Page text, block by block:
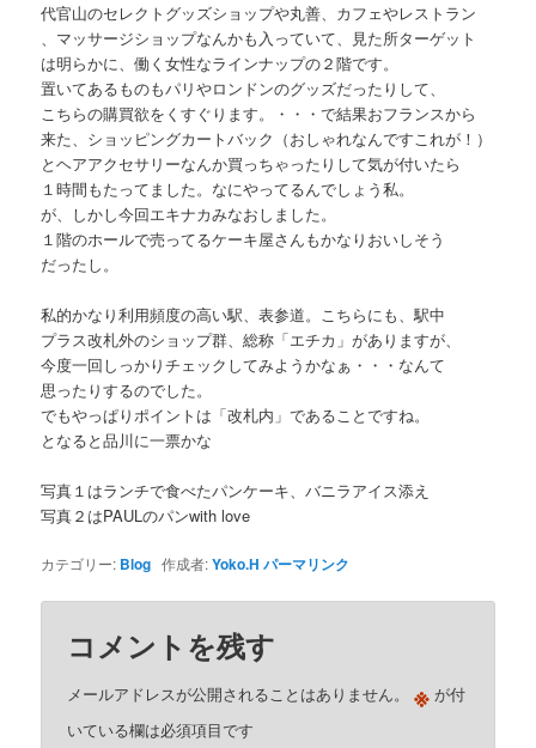
代官山のセレクトグッズショップや丸善、カフェやレストラン
、マッサージショップなんかも入っていて、見た所ターゲット
は明らかに、働く女性なラインナップの２階です。
置いてあるものもパリやロンドンのグッズだったりして、
こちらの購買欲をくすぐります。・・・で結果おフランスから
来た、ショッピングカートバック（おしゃれなんですこれが！）
とヘアアクセサリーなんか買っちゃったりして気が付いたら
１時間もたってました。なにやってるんでしょう私。
が、しかし今回エキナカみなおしました。
１階のホールで売ってるケーキ屋さんもかなりおいしそう
だったし。
私的かなり利用頻度の高い駅、表参道。こちらにも、駅中
プラス改札外のショップ群、総称「エチカ」がありますが、
今度一回しっかりチェックしてみようかなぁ・・・なんて
思ったりするのでした。
でもやっぱりポイントは「改札内」であることですね。
となると品川に一票かな
写真１はランチで食べたパンケーキ、バニラアイス添え
写真２はPAULのパンwith love
カテゴリー: Blog 作成者:Yoko.H パーマリンク
コメントを残す
メールアドレスが公開されることはありません。 ※ が付
いている欄は必須項目です